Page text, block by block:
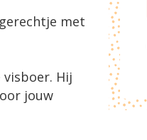
met
Hij
jouw